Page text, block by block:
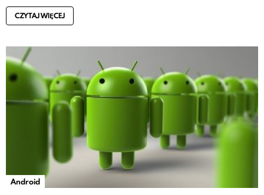
CZYTAJ WIĘCEJ
Android